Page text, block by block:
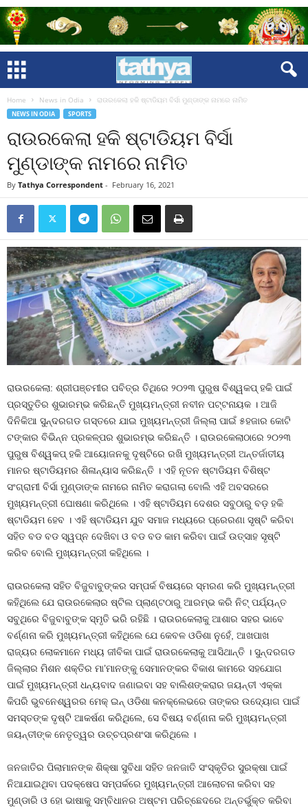
Home News in Odia ରାଉରକେଲା ହକି ଷ୍ଟାଡିୟମ ବିର୍ସା ମୁଣ୍ଡାଙ୍କ ନାମରେ ନାମିତ
NEWS IN ODIA SPORTS
ରାଉରକେଲା ହକି ଷ୍ଟାଡିୟମ ବିର୍ସା
ମୁଣ୍ଡାଙ୍କ ନାମରେ ନାମିତ
By Tathya Correspondent - February 16, 2021
ରାଉରକେଲା: ଶ୍ରୀପଞ୍ଚମୀର ପବିତ୍ର ତିଥିରେ ୨୦୨୩ ପୁରୁଷ ବିଶ୍ୱକପ୍ ହକି ପାଇଁ
ପ୍ରସ୍ତୁତିର ଶୁଭାରମ୍ଭ କରିଛନ୍ତି ମୁଖ୍ୟମନ୍ତ୍ରୀ ନବୀନ ପଟ୍ଟନାୟକ । ଆଜି
ଦିନିକିଆ ସୁନ୍ଦରଗଡ ଗସ୍ତରେ ଯାଇ ମୁଖ୍ୟମନ୍ତ୍ରୀ ଜିଲ୍ଲା ପାଇଁ ୫ହଜାର କୋଟି
ଟଙ୍କାର ବିଭିନ୍ନ ପ୍ରକଳ୍ପର ଶୁଭାରମ୍ଭ କରିଛନ୍ତି । ରାଉରକେଲାଠାରେ ୨୦୨୩
ପୁରୁଷ ବିଶ୍ୱକପ୍ ହକି ଆୟୋଜନକୁ ଦୃଷ୍ଟିରେ ରଖି ମୁଖ୍ୟମନ୍ତ୍ରୀ ଅନ୍ତର୍ଜାତୀୟ
ମାନର ଷ୍ଟାଡିୟମର ଶିଳାନ୍ୟାସ କରିଛନ୍ତି । ଏହି ନୂତନ ଷ୍ଟାଡିୟମ ବିଶିଷ୍ଟ
ସଂଗ୍ରାମୀ ବିର୍ସା ମୁଣ୍ଡାଙ୍କ ନାମରେ ନାମିତ କରାଗଲା ବୋଲି ଏହି ଅବସରରେ
ମୁଖ୍ୟମନ୍ତ୍ରୀ ଘୋଷଣା କରିଥିଲେ । ଏହି ଷ୍ଟାଡିୟମ ଦେଶର ସବୁଠାରୁ ବଡ଼ ହକି
ଷ୍ଟାଡିୟମ ହେବ । ଏହି ଷ୍ଟାଡିୟମ ଯୁବ ସମାଜ ମଧ୍ୟରେ ପ୍ରେରଣା ସୃଷ୍ଟି କରିବା
ସହିତ ବଡ ବଡ ସ୍ୱପ୍ନ ଦେଖିବା ଓ ବଡ ବଡ କାମ କରିବା ପାଇଁ ଉତ୍ସାହ ସୃଷ୍ଟି
କରିବ ବୋଲି ମୁଖ୍ୟମନ୍ତ୍ରୀ କହିଥିଲେ ।
ରାଉରକେଲା ସହିତ ବିଜୁବାବୁଙ୍କର ସମ୍ପର୍କ ବିଷୟରେ ସ୍ମରଣ କରି ମୁଖ୍ୟମନ୍ତ୍ରୀ
କହିଥିଲେ ଯେ ରାଉରକେଲାର ଷ୍ଟିଲ ପ୍ଲାଣ୍ଟଠାରୁ ଆରମ୍ଭ କରି ନିଟ୍‍ ପର୍ଯ୍ୟନ୍ତ
ସବୁଥିରେ ବିଜୁବାବୁଙ୍କ ସ୍ମୃତି ଭରି ରହିଛି । ରାଉରକେଲାକୁ ଆଶାର ସହର ଭାବେ
ବର୍ଣ୍ଣନା କରି ମୁଖ୍ୟମନ୍ତ୍ରୀ କହିଥିଲେ ଯେ କେବଳ ଓଡିଶା ନୁହେଁ, ଆଖପାଖ
ରାଜ୍ୟର ଲୋକମାନେ ମଧ୍ୟ ଜୀବିକା ପାଇଁ ରାଉରକେଲାକୁ ଆସିଥାନ୍ତି । ସୁନ୍ଦରଗଡ
ଜିଲ୍ଲାର ମିଶନ ଶକ୍ତିର ମା’ମାନଙ୍କୁ ସେମାନଙ୍କର ବିକାଶ କାମରେ ସହଯୋଗ
ପାଇଁ ମୁଖ୍ୟମନ୍ତ୍ରୀ ଧନ୍ୟବାଦ ଜଣାଇବା ସହ ବାଲିଶଙ୍କରାର ଜୟନ୍ତୀ ଏକ୍କା
କିପରି ଭୁବନେଶ୍ୱରର ମେକ୍ ଇନ୍ ଓଡିଶା କନକ୍ଲେଭରେ ତାଙ୍କର ଉଦ୍ୟୋଗ ପାଇଁ
ସମସ୍ତଙ୍କ ଦୃଷ୍ଟି ଆକର୍ଷଣ କରିଥିଲେ, ସେ ବିଷୟ ବର୍ଣ୍ଣନା କରି ମୁଖ୍ୟମନ୍ତ୍ରୀ
ଜୟନ୍ତୀଙ୍କ ନେତୃତ୍ୱର ଉଚ୍ଚପ୍ରଶଂସା କରିଥିଲେ ।
ଜନଜାତିର ପିଲାମାନଙ୍କ ଶିକ୍ଷା ସୁବିଧା ସହିତ ଜନଜାତି ସଂସ୍କୃତିର ସୁରକ୍ଷା ପାଇଁ
ନିଆଯାଇଥିବା ପଦକ୍ଷେପ ସମ୍ପର୍କରେ ମୁଖ୍ୟମନ୍ତ୍ରୀ ଆଲୋଚନା କରିବା ସହ
ମୁଣ୍ଡାରି ଓ ହୋ ଭାଷାକୁ ସମ୍ବିଧାନର ଅଷ୍ଟମ ପରିଚ୍ଛେଦରେ ଅନ୍ତର୍ଭୁକ୍ତ କରିବା